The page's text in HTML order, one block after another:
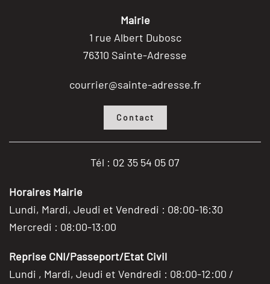
Mairie
1 rue Albert Dubosc
76310 Sainte-Adresse
courrier@sainte-adresse.fr
Contact
Tél : 02 35 54 05 07
Horaires Mairie
Lundi, Mardi, Jeudi et Vendredi : 08:00-16:30
Mercredi : 08:00-13:00
Reprise CNI/Passeport/Etat Civil
Lundi , Mardi, Jeudi et Vendredi : 08:00-12:00 /